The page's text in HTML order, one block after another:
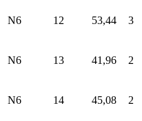
N6 12 53,44 3
N6 13 41,96 2
N6 14 45,08 2